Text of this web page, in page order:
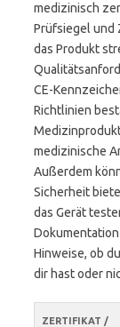
medizinisch
Prüfsiegel und
das Produkt
CE-
Richtlinien
medizinische
Außerdem
Sicherheit
das Gerät
Hinweise, ob
dir hast oder
ZERTIFIKAT /